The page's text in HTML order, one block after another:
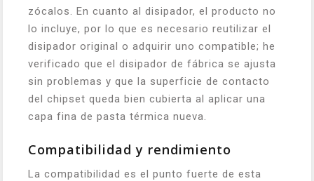
zócalos. En cuanto al disipador, el producto no
lo incluye, por lo que es necesario reutilizar el
disipador original o adquirir uno compatible; he
verificado que el disipador de fábrica se ajusta
sin problemas y que la superficie de contacto
del chipset queda bien cubierta al aplicar una
capa fina de pasta térmica nueva.
Compatibilidad y rendimiento
La compatibilidad es el punto fuerte de esta